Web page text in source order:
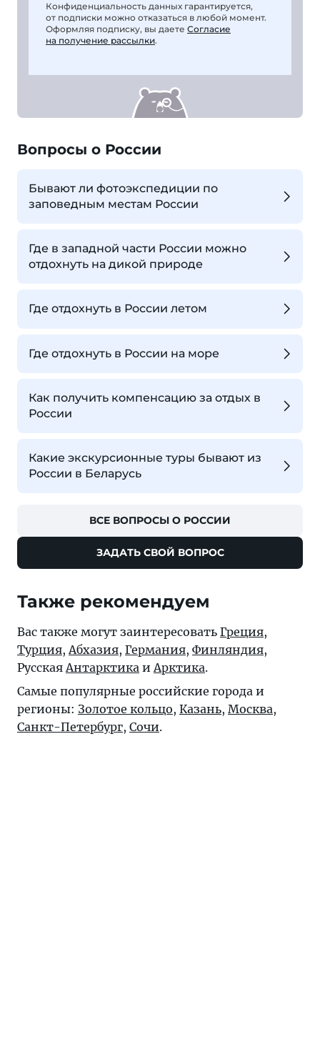
Конфиденциальность данных гарантируется,
от подписки можно отказаться в любой момент.
Оформляя подписку, вы даете Согласие
на получение рассылки.
Вопросы о России
Бывают ли фотоэкспедиции по
заповедным местам России
Где в западной части России можно
отдохнуть на дикой природе
Где отдохнуть в России летом
Где отдохнуть в России на море
Как получить компенсацию за отдых в
России
Какие экскурсионные туры бывают из
России в Беларусь
ВСЕ ВОПРОСЫ О РОССИИ
ЗАДАТЬ СВОЙ ВОПРОС
Также рекомендуем
Вас также могут заинтересовать Греция,
Турция, Абхазия, Германия, Финляндия,
Русская Антарктика и Арктика.
Самые популярные российские города и
регионы: Золотое кольцо, Казань, Москва,
Санкт-Петербург, Сочи.